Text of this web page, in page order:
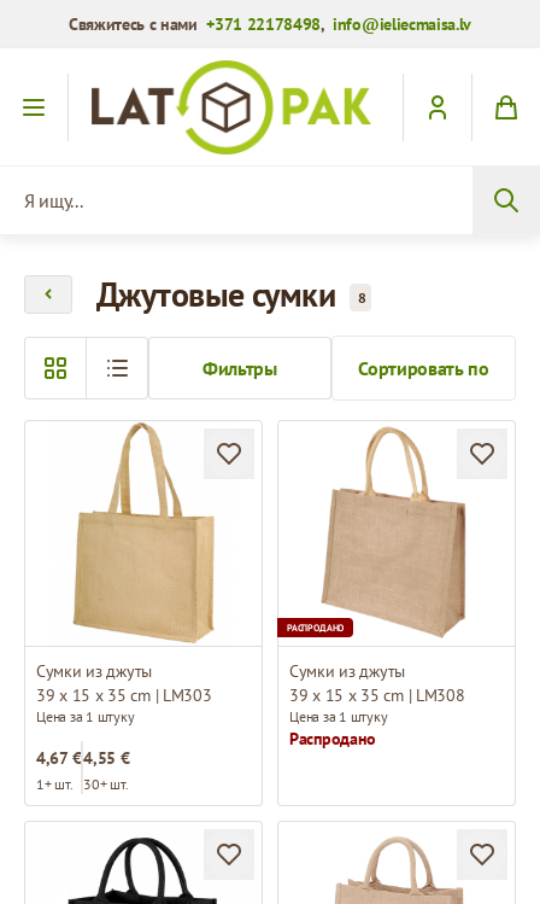
Свяжитесь с нами+371 22178498,info@ieliecmaisa.lv
Перейти к содержимому
Джутовые сумки 8
Сортировать по
Фильтры
Сумки из джуты
39 x 15 x 35 cm | LM303
Цена за 1 штуку
4,67 €
1+ шт.
4,55 €
30+ шт.
РАСПРОДАНО
Сумки из джуты
39 x 15 x 35 cm | LM308
Цена за 1 штуку
Распродано